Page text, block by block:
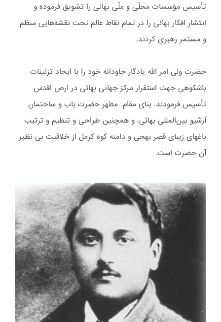
تأسیس مؤسسات محلّی و ملّی بهائی را تشویق فرموده و
انتشار افکار بهائی را در تمام نقاط عالم تحت نقشه‌هایی منظم
و مستمر رهبری کردند.
حضرت ولی امر الله یادگار جاودانه خود را با ایجاد تزئینات
باشكوهی جهت استقرار مرکز جهانی بهائی در ارض اقدس
تأسیس فرمودند. بنای مقام مطهر حضرت باب و ساختمان
آرشیو بین‌المللی بهائی، و همچنین طراحی و تنظیم و ترتیب
باغهای زیبای قصر بهجی و دامنه کوه کرمل از خلاقیت بی نظیر
آن حضرت است.